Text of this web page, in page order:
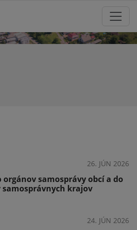
26. JÚN 2026
orgánov samosprávy obcí a do
samosprávnych krajov
24. JÚN 2026